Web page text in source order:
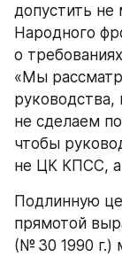
допустить не
Народного
о
«Мы
руководства,
не сделаем
чтобы
не ЦК КПСС, а
Подлинную
прямотой
(№ 30 1990